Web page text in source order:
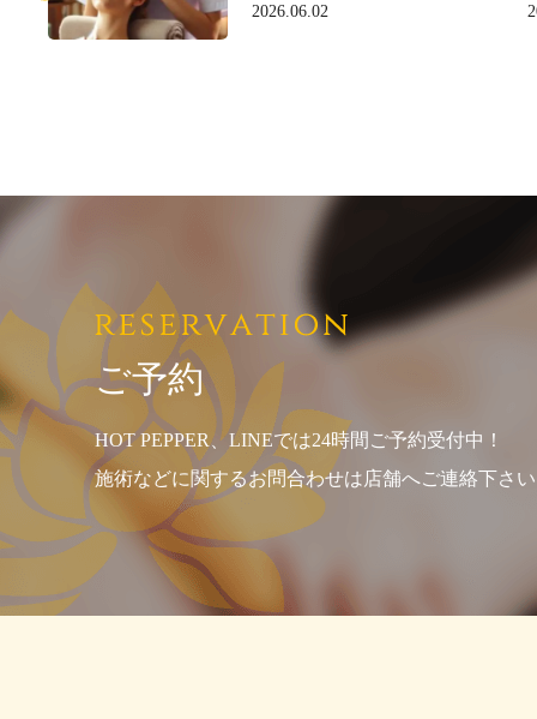
2026.06.02
ご予約
HOT PEPPER、LINEでは24時間ご予約受付中！
施術などに関するお問合わせは店舗へご連絡下さ